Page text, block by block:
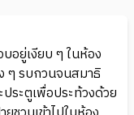
อยู่เงียบ ๆ ในห้อง
ๆ รบกวนจนสมาธิ
ระตูเพื่อประท้วงด้วย